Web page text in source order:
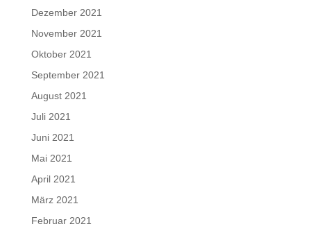
Dezember 2021
November 2021
Oktober 2021
September 2021
August 2021
Juli 2021
Juni 2021
Mai 2021
April 2021
März 2021
Februar 2021